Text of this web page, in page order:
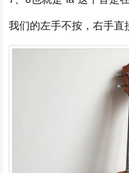
我们的左手不按，右手直